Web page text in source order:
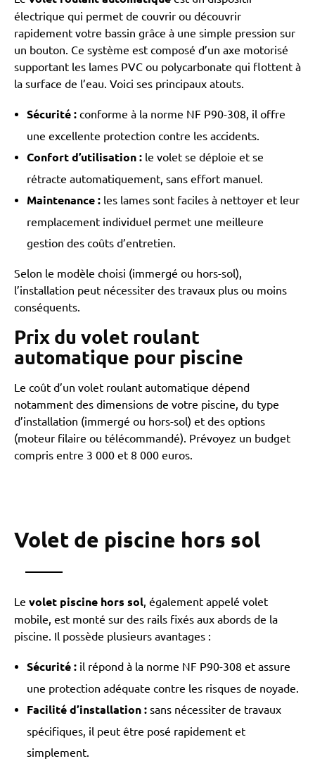
électrique qui permet de couvrir ou découvrir
rapidement votre bassin grâce à une simple pression sur
un bouton. Ce système est composé d’un axe motorisé
supportant les lames PVC ou polycarbonate qui flottent à
la surface de l’eau. Voici ses principaux atouts.
Sécurité :conforme à la norme NF P90-308, il offre
une excellente protection contre les accidents.
Confort d’utilisation :le volet se déploie et se
rétracte automatiquement, sans effort manuel.
Maintenance :les lames sont faciles à nettoyer et leur
remplacement individuel permet une meilleure
gestion des coûts d’entretien.
Selon le modèle choisi (immergé ou hors-sol),
l’installation peut nécessiter des travaux plus ou moins
conséquents.
Prix du volet roulant
automatique pour piscine
Le coût d’un volet roulant automatique dépend
notamment des dimensions de votre piscine, du type
d’installation (immergé ou hors-sol) et des options
(moteur filaire ou télécommandé). Prévoyez un budget
compris entre 3 000 et 8 000 euros.
Volet de piscine hors sol
Le volet piscine hors sol, également appelé volet
mobile, est monté sur des rails fixés aux abords de la
piscine. Il possède plusieurs avantages :
Sécurité :il répond à la norme NF P90-308 et assure
une protection adéquate contre les risques de noyade.
Facilité d’installation :sans nécessiter de travaux
spécifiques, il peut être posé rapidement et
simplement.